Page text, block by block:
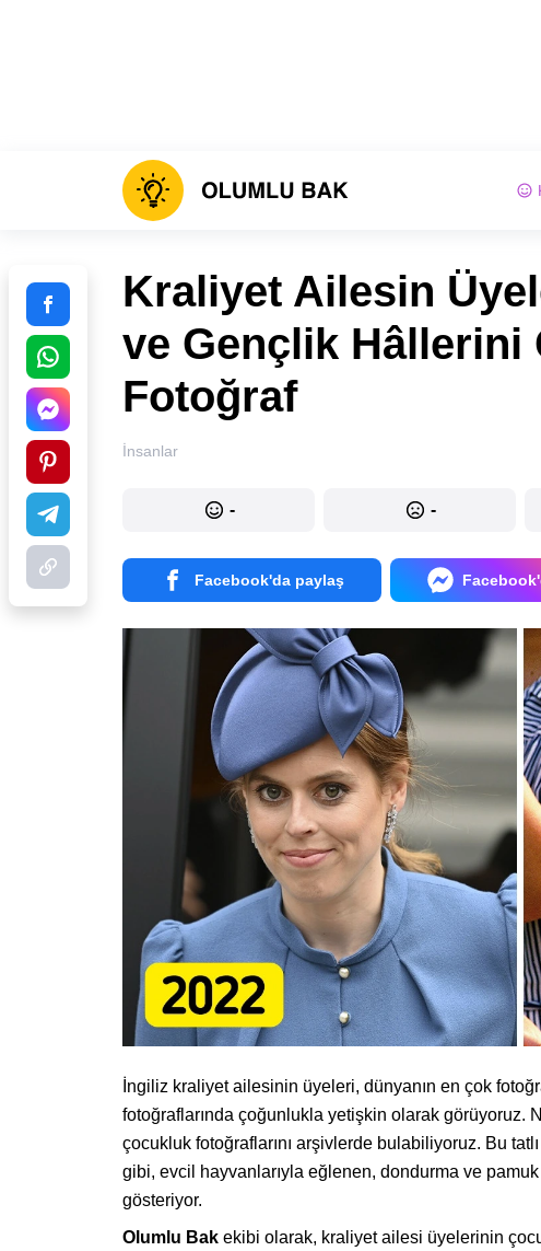
Kraliyet Ailesin
ve Gençlik Hâllerini
Fotoğraf
İnsanlar
- -
Facebook'da paylaş
İngiliz kraliyet ailesinin üyeleri, dünyanın en çok
fotoğraflarında çoğunlukla yetişkin olarak görüyoruz.
çocukluk fotoğraflarını arşivlerde bulabiliyoruz. Bu
gibi, evcil hayvanlarıyla eğlenen, dondurma ve
gösteriyor.
Olumlu Bak ekibi olarak, kraliyet ailesi üyelerinin